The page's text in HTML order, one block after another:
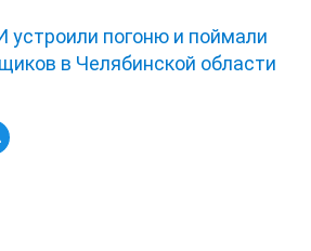
устроили погоню и поймали
в Челябинской области